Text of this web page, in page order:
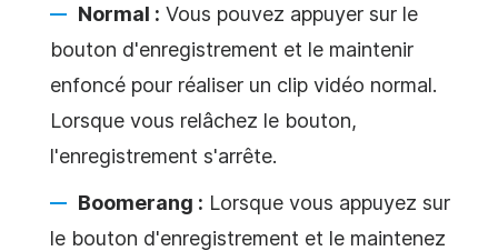
Normal : Vous pouvez appuyer sur le
bouton d'enregistrement et le maintenir
enfoncé pour réaliser un clip vidéo normal.
Lorsque vous relâchez le bouton,
l'enregistrement s'arrête.
Boomerang : Lorsque vous appuyez sur
le bouton d'enregistrement et le maintenez